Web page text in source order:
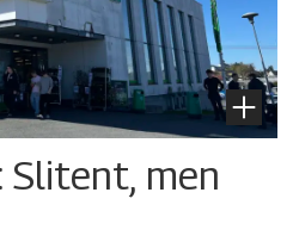
men